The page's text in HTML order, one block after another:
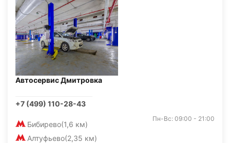
Автосервис Дмитровка
+7 (499) 110-28-43
Бибирево(1,6 км)
Алтуфьево(2,35 км)
Пн-Вс: 09:00 - 21:00